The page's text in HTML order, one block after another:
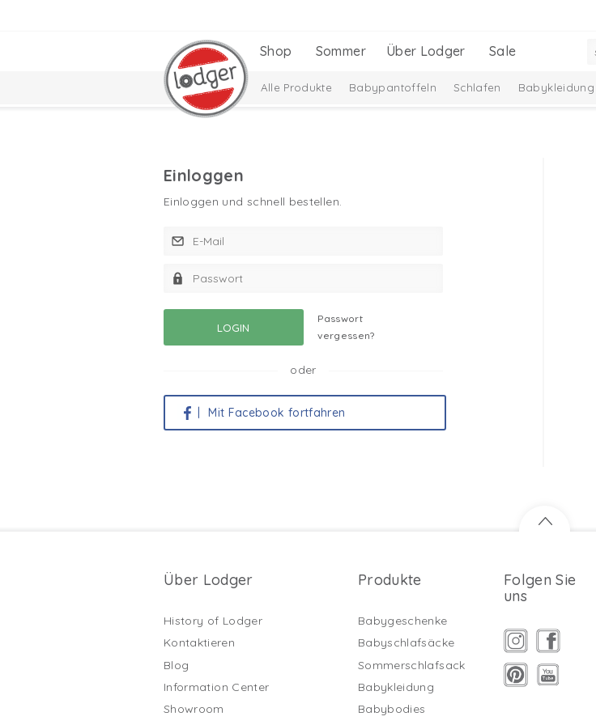
Shop Sommer Über Lodger Sale
Alle Produkte Babypantoffeln Schlafen Babykleidung
Einloggen
Einloggen und schnell bestellen.
Passwort
vergessen?
oder
Mit Facebook fortfahren
Über Lodger
History of Lodger
Kontaktieren
Blog
Information Center
Showroom
Produkte
Babygeschenke
Babyschlafsäcke
Sommerschlafsack
Babykleidung
Babybodies
Folgen Sie
uns